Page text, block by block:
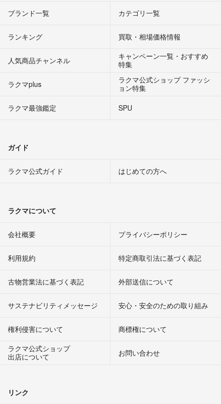
ブランド一覧 カテゴリ一覧
ランキング 買取・相場価格情報
人気商品チャンネル
キャンペーン一覧・おすすめ
特集
ラクマplus
ラクマ公式ショップ ファッシ
ョン特集
ラクマ最強鑑定
SPU
ガイド
ラクマ公式ガイド はじめての方へ
ラクマについて
会社概要 プライバシーポリシー
利用規約 特定商取引法に基づく表記
古物営業法に基づく表記 外部送信について
サステナビリティメッセージ 安心・安全のための取り組み
権利侵害について
商標権について
ラクマ公式ショップ
出店について
お問い合わせ
リンク